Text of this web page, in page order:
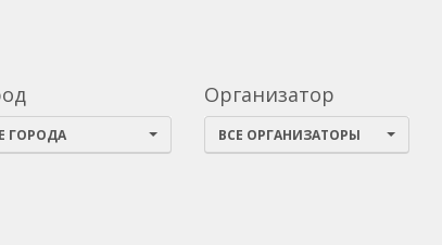
ГОРОДА
Организатор
ВСЕ ОРГАНИЗАТОРЫ